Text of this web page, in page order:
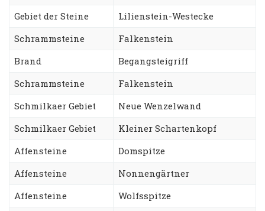
Gebiet der Steine
Lilienstein-Westecke
Schrammsteine
Falkenstein
Brand
Begangsteigriff
Schrammsteine
Falkenstein
Schmilkaer Gebiet
Neue Wenzelwand
Schmilkaer Gebiet
Kleiner Schartenkopf
Affensteine
Domspitze
Affensteine
Nonnengärtner
Affensteine
Wolfsspitze